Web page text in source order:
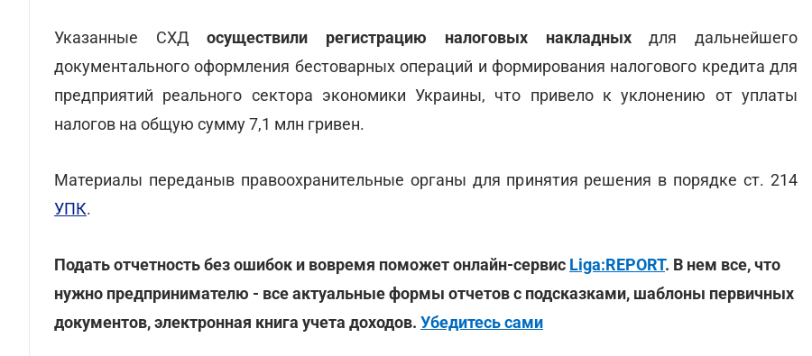
Указанные СХДосуществили регистрацию налоговых накладныхдля дальнейшего
документального оформления бестоварных операций и формирования налогового кредита для
предприятий реального сектора экономики Украины, что привело к уклонению от уплаты
налогов на общую сумму 7,1 млн гривен.
Материалы переданыв правоохранительные органы для принятия решения в порядке ст. 214
УПК.
Подать отчетность без ошибок и вовремя поможет онлайн-сервис Liga:REPORT. В нем все, что
нужно предпринимателю - все актуальные формы отчетов с подсказками, шаблоны первичных
документов, электронная книга учета доходов. Убедитесь сами